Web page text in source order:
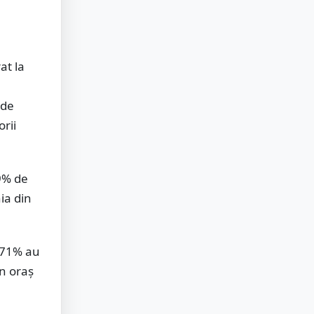
la
de
din
au
oraș